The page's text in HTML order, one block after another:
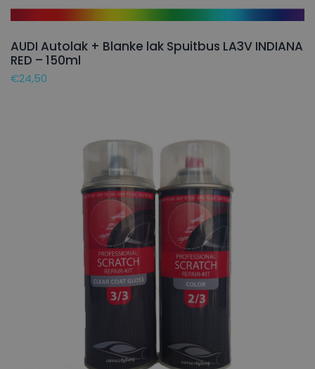
AUDI Autolak + Blanke lak Spuitbus LA3V INDIANA
RED – 150ml
€24,50